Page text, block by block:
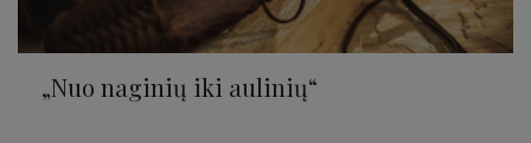
„Nuo naginių iki aulinių“